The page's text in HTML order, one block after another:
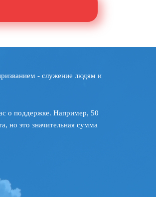
- служение людям и
о поддержке. Например, 50
но это значительная сумма